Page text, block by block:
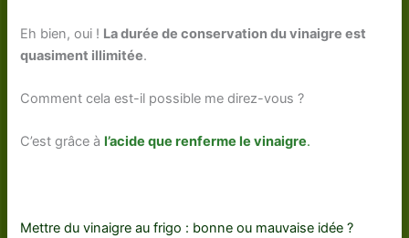
Eh bien, oui ! La durée de conservation du vinaigre est
quasiment illimitée.
Comment cela est-il possible me direz-vous ?
C’est grâce à l’acide que renferme le vinaigre.
Mettre du vinaigre au frigo : bonne ou mauvaise idée ?